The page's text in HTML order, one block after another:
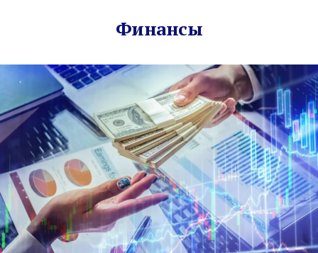
Финансы